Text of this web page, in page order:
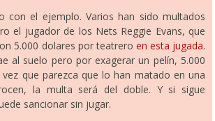
con el ejemplo. Varios han sido multados
el jugador de los Nets Reggie Evans, que
5.000 dolares por teatrero en esta jugada.
al suelo pero por exagerar un pelín, 5.000
que parezca que lo han matado en una
la multa será del doble. Y si sigue
sancionar sin jugar.